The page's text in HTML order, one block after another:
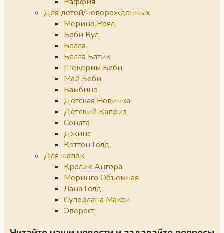
Для детей/новорожденных
Мерино Роял
Беби Вул
Белла
Белла Батик
Шекерим Беби
Май Беби
Бамбино
Детская Новинка
Детский Каприз
Соната
Джинс
Коттон Голд
Для шапок
Кролик Ангора
Меринго Объемная
Лана Голд
Суперлана Макси
Эверест